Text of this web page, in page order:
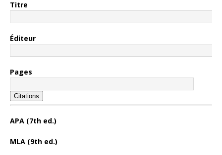
Titre
Éditeur
Pages
Citations
APA (7th ed.)
MLA (9th ed.)